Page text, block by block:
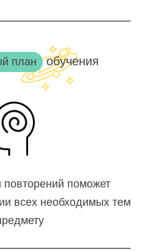
план обучения
поможет
всех необходимых тем